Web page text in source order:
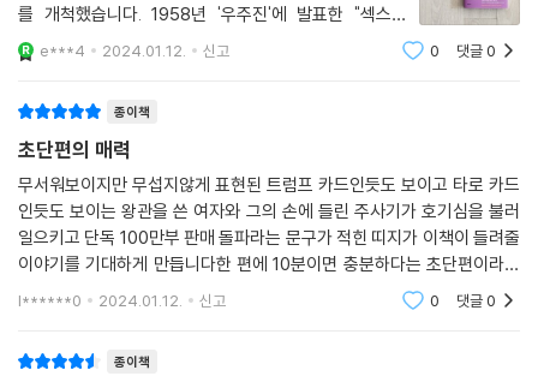
이 책에는 안정적인 일상에서 벗어나고자 발버둥 치는 이들이 여럿 등장한
다. 세계를 정복하겠다는 일념 하나로 비밀리에 새로운 실험을 반복하던
뜸 3가지 소원을 들어주겠다고 말하는 악마를 만난 청년은 악마를 통해 이
룬 소원이 다른 이들의 희생에 기인했음을 알고는 끝내 자살을 선택하고
만다. 그러는 한편 곧 죽음을 앞둔 노인은 혼수상태인 채로 계속해서 새로
운 현실‘들’의 꿈을 꾸기도 한다.
‘희망의 결말’이라는 제목이 무색해질 만큼 기꺼이 스스로를 불행에 내던
지는 인간. 안정감 있는 일상에서 오는 행복보다 생생하고 긴장감 넘치는,
연적으로 불행해질 수밖에 없는 우리들의 운명을 정확히 포착해 내고 있
를 개척했습니다. 1958년 '우주진'에 발표한 "섹스트
라"가 에도가와 란포의 눈에 띄어 상업지에 데뷔하게 되
었습니다. 전 생애에 걸쳐 1000편 이상의 쇼트-쇼트 작
e***4 2024.01.12. 신고 0 댓글0
종이책
초단편의 매력
무서워보이지만 무섭지않게 표현된 트럼프 카드인듯도 보이고 타로 카드
인듯도 보이는 왕관을 쓴 여자와 그의 손에 들린 주사기가 호기심을 불러
일으키고 단독 100만부 판매 돌파라는 문구가 적힌 띠지가 이책이 들려줄
이야기를 기대하게 만듭니다한 편에 10분이면 충분하다는 초단편이라고
할수 있는 쇼트-쇼트 라는 장르를 개척한 저자는 쇼트-쇼트 작품으로만
l******0 2024.01.12. 신고 0 댓글0
종이책